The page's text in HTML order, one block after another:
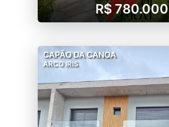
R$ 780.000
CAPÃO DA CANOA
ARCO IRIS